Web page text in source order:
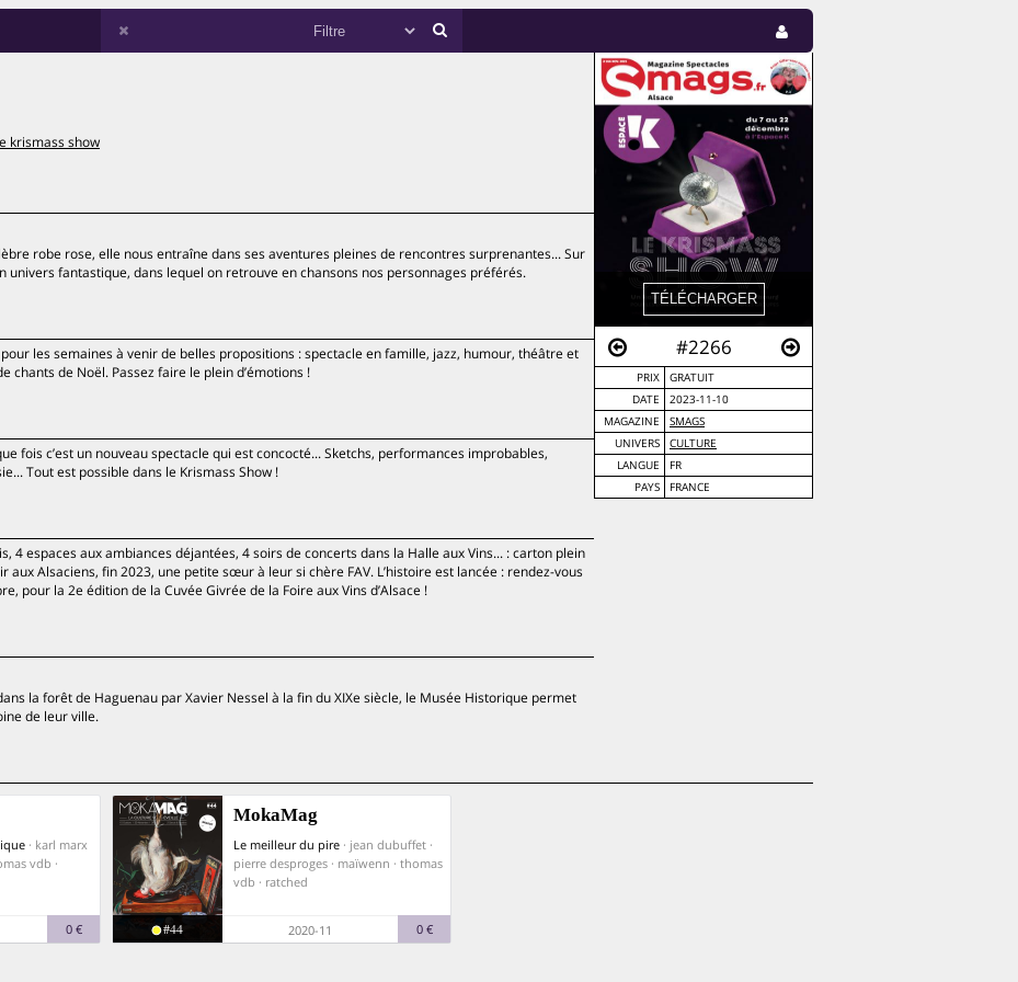
#2266
PRIX
GRATUIT
DATE
2023-11-10
MAGAZINE
SMAGS
UNIVERS
CULTURE
LANGUE
FR
PAYS
FRANCE
krismass show
robe rose, elle nous entraîne dans ses aventures pleines de rencontres surprenantes... Sur
univers fantastique, dans lequel on retrouve en chansons nos personnages préférés.
les semaines à venir de belles propositions : spectacle en famille, jazz, humour, théâtre et
chants de Noël. Passez faire le plein d’émotions !
fois c’est un nouveau spectacle qui est concocté... Sketchs, performances improbables,
Tout est possible dans le Krismass Show !
4 espaces aux ambiances déjantées, 4 soirs de concerts dans la Halle aux Vins... : carton plein
aux Alsaciens, fin 2023, une petite sœur à leur si chère FAV. L’histoire est lancée : rendez-vous
pour la 2e édition de la Cuvée Givrée de la Foire aux Vins d’Alsace !
la forêt de Haguenau par Xavier Nessel à la fin du XIXe siècle, le Musée Historique permet
de leur ville.
· karl marx
vdb ·
0 €
MokaMag
Le meilleur du pire · jean dubuffet ·
pierre desproges · maïwenn · thomas
vdb · ratched
#44 2020-11 0 €